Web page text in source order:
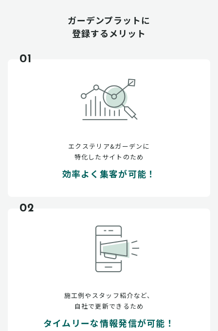
ガーデンプラットに
登録するメリット
01
エクステリア&ガーデンに
特化したサイトのため
効率よく集客が可能！
02
施工例やスタッフ紹介など、
自社で更新できるため
タイムリーな情報発信が可能！